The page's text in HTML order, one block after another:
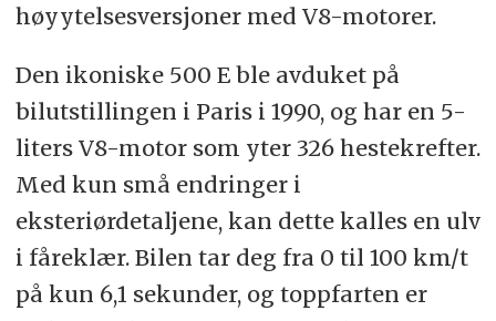
høyytelsesversjoner med V8-motorer.
Den ikoniske 500 E ble avduket på
bilutstillingen i Paris i 1990, og har en 5-
liters V8-motor som yter 326 hestekrefter.
Med kun små endringer i
eksteriørdetaljene, kan dette kalles en ulv
i fåreklær. Bilen tar deg fra 0 til 100 km/t
på kun 6,1 sekunder, og toppfarten er